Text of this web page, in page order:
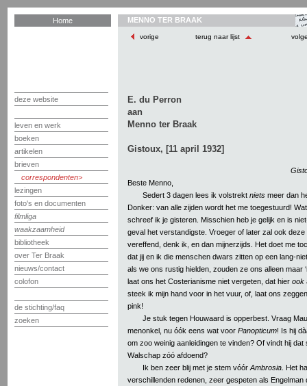
Home
deze website
leven en werk
boeken
artikelen
brieven
correspondenten
lezingen
foto's en documenten
filmliga
waakzaamheid
bibliotheek
over Ter Braak
nieuws/contact
colofon
de stichting/faq
zoeken
MENNO TER BRAAK
vorige terug naar lijst
E. du Perron
aan
Menno ter Braak
Gistoux, [11 april 1932]
Beste Menno,
Sedert 3 dagen lees ik volstrekt niets meer dan
Donker: van alle zijden wordt het me toegestuurd!
schreef ik je gisteren. Misschien heb je gelijk en is
geval het verstandigste. Vroeger of later zal ook
vereffend, denk ik, en dan mijnerzijds. Het doet me
dat jij en ik die menschen dwars zitten op een lang-
als we ons rustig hielden, zouden ze ons alleen maar
laat ons het Costerianisme niet vergeten, dat hier ook
steek ik mijn hand voor in het vuur, of, laat ons
pink!
Je stuk tegen Houwaard is opperbest. Vraag
menonkel, nu óók eens wat voor Panopticum! Is hij
om zoo weinig aanleidingen te vinden? Of vindt hij dat
Walschap zóó afdoend?
Ik ben zeer blij met je stem vóór Ambrosia . Het
verschillenden redenen, zeer gespeten als Engelman